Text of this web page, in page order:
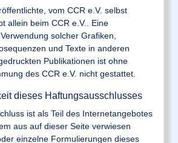
vom CCR e.V. selbst
allein beim CCR e.V.. Eine
solcher Grafiken,
und Texte in anderen
Publikationen ist ohne
des CCR e.V. nicht gestattet.
dieses Haftungsausschlusses
ist als Teil des Internetangebotes
aus auf dieser Seite verwiesen
einzelne Formulierungen dieses